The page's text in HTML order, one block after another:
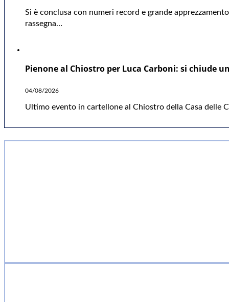
Si è conclusa con numeri record e grande
rassegna…
Pienone al Chiostro per Luca Carboni: si chiude
04/08/2026
Ultimo evento in cartellone al Chiostro della Casa delle